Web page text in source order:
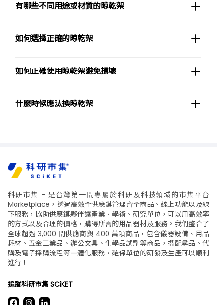
有哪些不同用途或材質的晾乾架
如何選擇正確的晾乾架
如何正確使用晾乾架避免損壞
什麼時候應汰換晾乾架
科研市集 - 是台灣第一間專屬於科研及科技領域的市集平台
Marketplace，透過高效全供應鏈管理齊全商品、線上功能以及線
下服務，協助供應鏈夥伴讓產業、學術、研究單位，可以用高效率
的方式以及合理的價格，購得所需的用品器材及服務。我們整合了
全球超過 3,000 間供應商與 400 萬項商品，包含儀器設備、用品
耗材、五金工業品、辦公文具、化學品試劑等商品，搭配尋品、代
購及電子採購流程等一體化服務，確保單位的研發及生產可以順利
進行！
追蹤科研市集 SCiKET